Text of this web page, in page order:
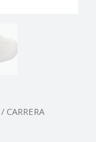
/ CARRERA